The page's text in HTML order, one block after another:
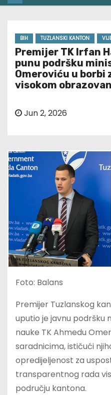
BIH TUZLANSKI KANTON
Premijer TK Irfan
punu podršku
Omeroviću u borbi
visokom
Jun 2, 2026
Foto: Balans
Premijer Tuzlanskog
uputio je javnu podršku
nauke TK Ahmedu
saradnicima, ističući
opredijeljenost za
transparentnog rada
području kantona.